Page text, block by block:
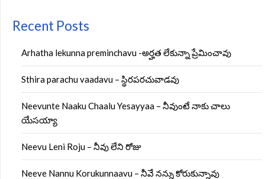
Recent Posts
Arhatha lekunna preminchavu -అర్హత లేకున్నా ప్రేమించావు
Sthira parachu vaadavu – స్థిరపరచువాడవు
Neevunte Naaku Chaalu Yesayyaa – నీవుంటే నాకు చాలు
యేసయ్యా
Neevu Leni Roju – నీవు లేని రోజు
Neeve Nannu Korukunnaavu – నీవే నన్ను కోరుకున్నావు